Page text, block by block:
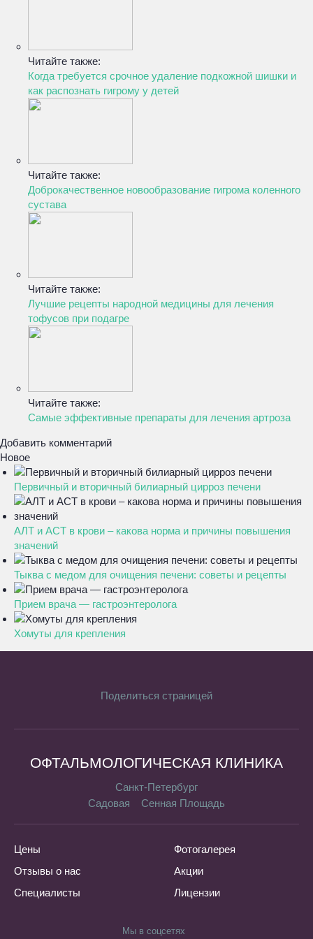
Читайте также:
Когда требуется срочное удаление подкожной шишки и
как распознать гигрому у детей
Читайте также:
Доброкачественное новообразование гигрома коленного
сустава
Читайте также:
Лучшие рецепты народной медицины для лечения
тофусов при подагре
Читайте также:
Самые эффективные препараты для лечения артроза
Добавить комментарий
Новое
Первичный и вторичный билиарный цирроз печени
АЛТ и АСТ в крови – какова норма и причины повышения
значений
Тыква с медом для очищения печени: советы и рецепты
Прием врача — гастроэнтеролога
Хомуты для крепления
Поделиться страницей
ОФТАЛЬМОЛОГИЧЕСКАЯ КЛИНИКА
Санкт-Петербург
Садовая
Сенная Площадь
Цены
Отзывы о нас
Специалисты
Фотогалерея
Акции
Лицензии
Мы в соцсетях